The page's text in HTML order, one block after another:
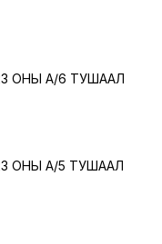
ОНЫ А/6 ТУШААЛ
ОНЫ А/5 ТУШААЛ